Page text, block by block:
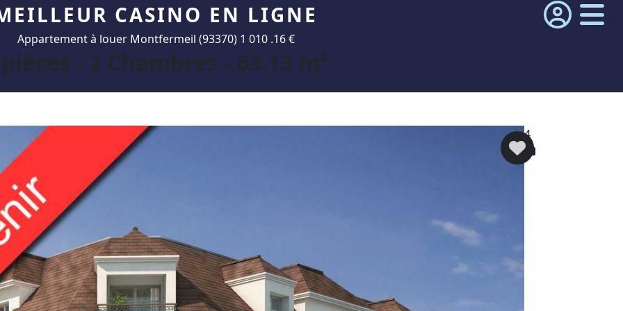
CASINO EN LIGNE
Appartement à louer Montfermeil (93370) 1 010 .16 €
- 2 Chambres - 63.13 m²
4